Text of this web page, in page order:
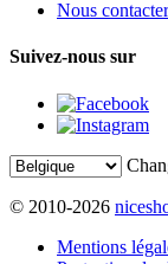
Nous contacter
Suivez-nous sur
© 2010-2026
Mentions